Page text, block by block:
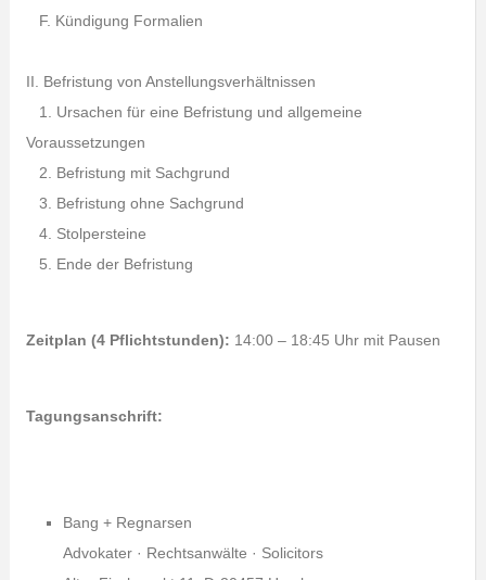
F. Kündigung Formalien
II. Befristung von Anstellungsverhältnissen
1. Ursachen für eine Befristung und allgemeine
Voraussetzungen
2. Befristung mit Sachgrund
3. Befristung ohne Sachgrund
4. Stolpersteine
5. Ende der Befristung
Zeitplan (4 Pflichtstunden): 14:00 – 18:45 Uhr mit Pausen
Tagungsanschrift:
Bang + Regnarsen
Advokater · Rechtsanwälte · Solicitors